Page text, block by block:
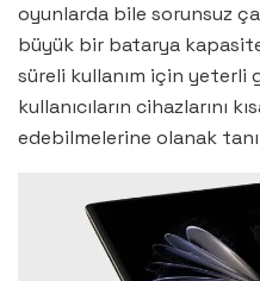
oyunlarda bile sorunsuz
büyük bir batarya
süreli kullanım için yeterli
kullanıcıların cihazlarını
edebilmelerine olanak